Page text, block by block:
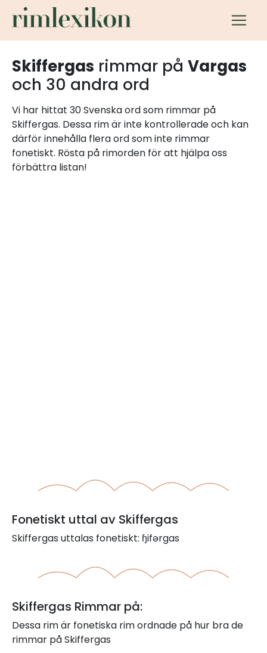
Skiffergas rimmar på Vargas
och 30 andra ord
Vi har hittat 30 Svenska ord som rimmar på
Skiffergas. Dessa rim är inte kontrollerade och kan
därför innehålla flera ord som inte rimmar
fonetiskt. Rösta på rimorden för att hjälpa oss
förbättra listan!
Fonetiskt uttal av Skiffergas
Skiffergas uttalas fonetiskt: ɧifərgas
Skiffergas Rimmar på:
Dessa rim är fonetiska rim ordnade på hur bra de
rimmar på Skiffergas